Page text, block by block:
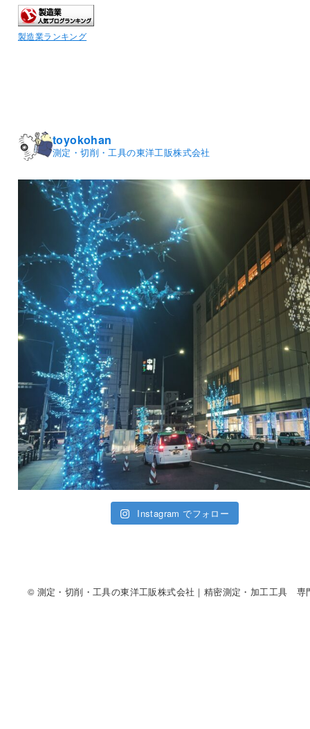
製造業ランキング
toyokohan
測定・切削・工具の東洋工販株式会社
Instagram でフォロー
© 測定・切削・工具の東洋工販株式会社｜精密測定・加工工具 専